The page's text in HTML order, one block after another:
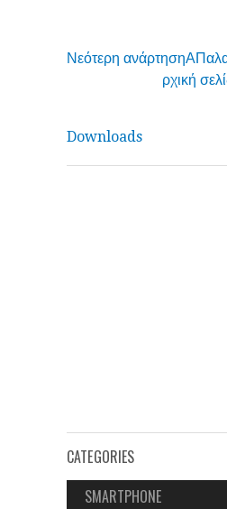
Νεότερη ανάρτησηΑ
ρχική
Downloads
CATEGORIES
SMARTPHONE